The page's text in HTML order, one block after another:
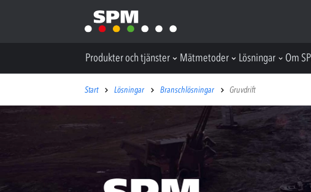
Produkter och tjänster Mätmetoder Lösningar Om
Start Lösningar Branschlösningar Gruvdrift